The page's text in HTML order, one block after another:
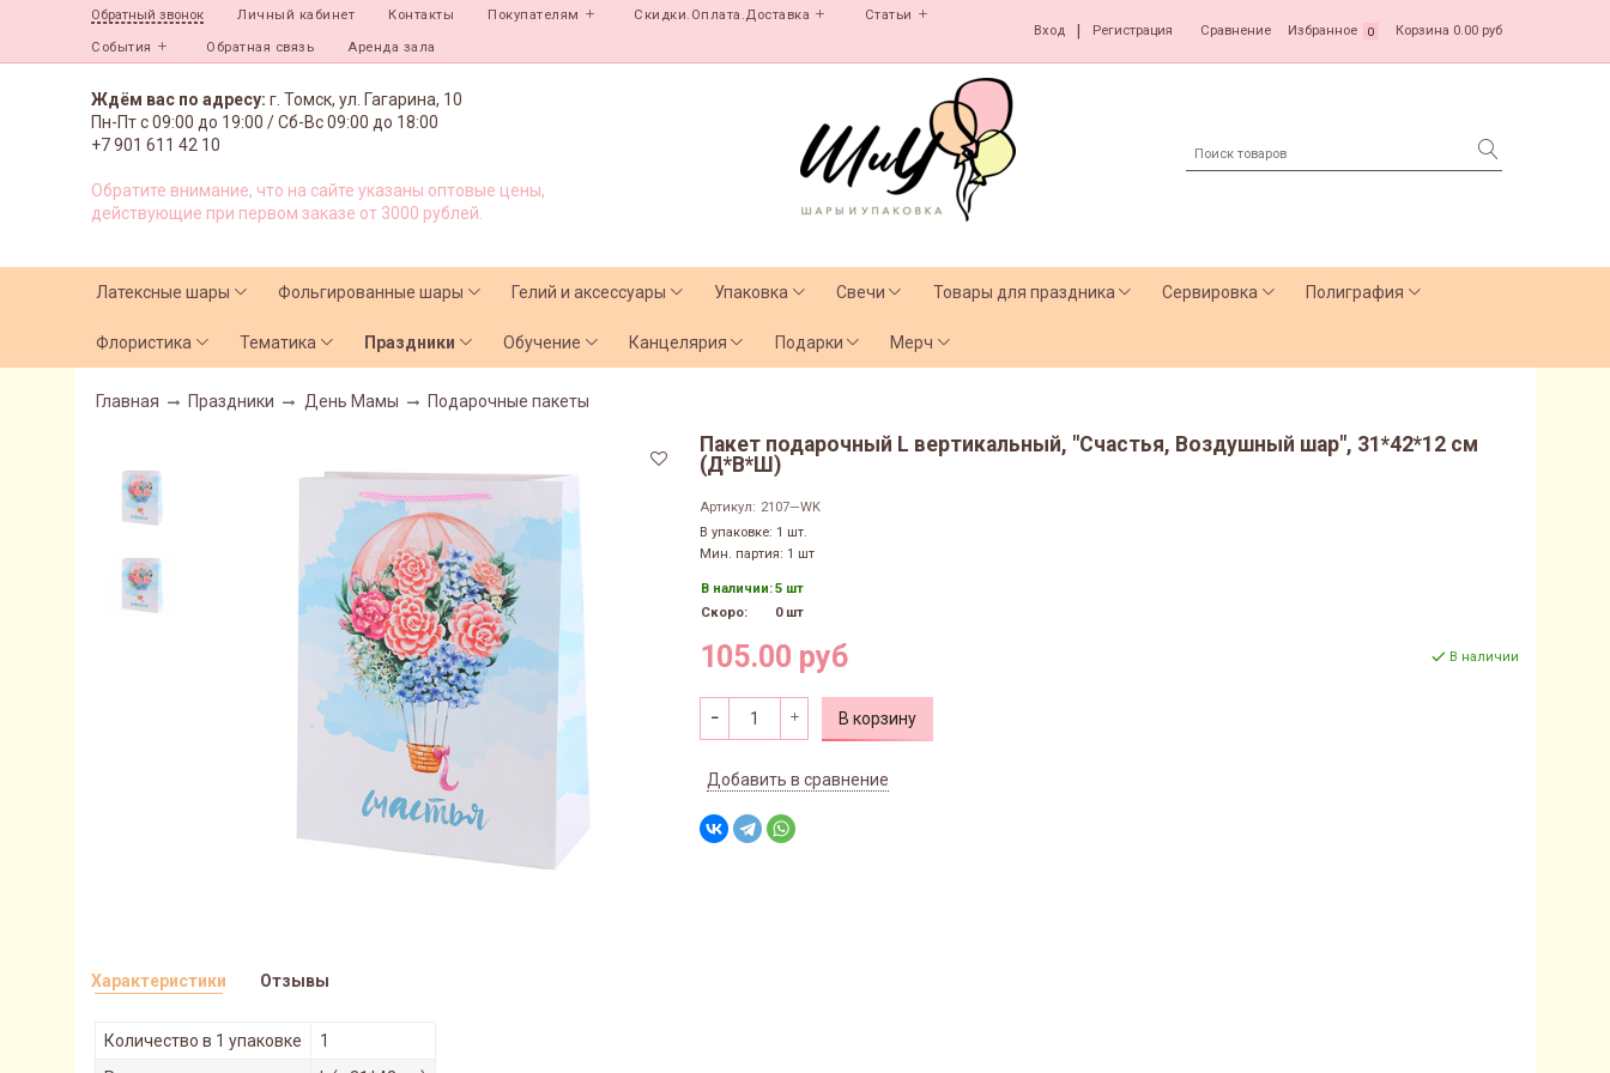
Обратный звонок Личный кабинет Контакты Покупателям Скидки.Оплата.Доставка Статьи
События Обратная связь Аренда зала
Вход Регистрация Сравнение Избранное 0 Корзина 0.00 руб
Ждём вас по адресу: г. Томск, ул. Гагарина, 10
Пн-Пт с09:00 до 19:00 /Сб-Вс 09:00 до 18:00
+7 901 611 42 10
Обратите внимание, что на сайте указаны оптовые цены,
действующие при первом заказе от 3000 рублей.
Латексные шары Фольгированные шары Гелий и аксессуары Упаковка Свечи Товары для праздника Сервировка Полиграфия
Флористика Тематика Праздники Обучение Канцелярия Подарки Мерч
Главная Праздники День Мамы Подарочные пакеты
Пакет подарочный L вертикальный, "Счастья, Воздушный шар", 31*42*12 см
(Д*В*Ш)
Артикул: 2107—WK
В упаковке: 1 шт.
Мин. партия: 1 шт
В наличии:5 шт
Скоро:
0 шт
105.00 руб В наличии
В корзину
Добавить в сравнение
Характеристики
Количество в 1 упаковке
1
Отзывы